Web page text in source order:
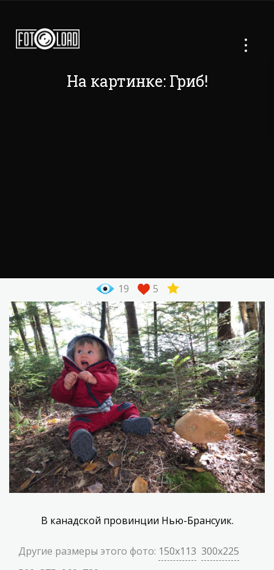
На картинке: Гриб!
19 5
В канадской провинции Нью-Брансуик.
Другие размеры этого фото: 150x113 300x225